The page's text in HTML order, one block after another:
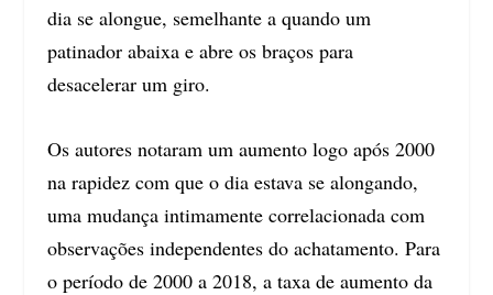
dia se alongue, semelhante a quando um
patinador abaixa e abre os braços para
desacelerar um giro.
Os autores notaram um aumento logo após 2000
na rapidez com que o dia estava se alongando,
uma mudança intimamente correlacionada com
observações independentes do achatamento. Para
o período de 2000 a 2018, a taxa de aumento da